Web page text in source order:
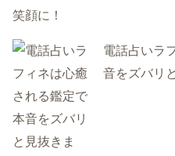
電話占いラ
音をズバリ